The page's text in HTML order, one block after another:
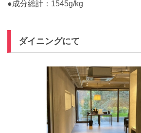
●成分総計：1545g/kg
ダイニングにて